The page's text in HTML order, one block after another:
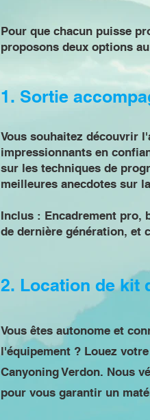
Pour que chacun puisse
proposons deux options
1. Sortie
Vous souhaitez découvrir
impressionnants en
sur les techniques de
meilleures anecdotes sur
Inclus : Encadrement pro,
de dernière génération, et
2. Location de kit
Vous êtes autonome et
l'équipement ? Louez
Canyoning Verdon. Nous
pour vous garantir un